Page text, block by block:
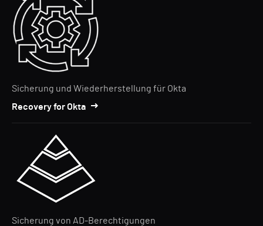
Sicherung und Wiederherstellung für Okta
Recovery for Okta
Sicherung von AD-Berechtigungen